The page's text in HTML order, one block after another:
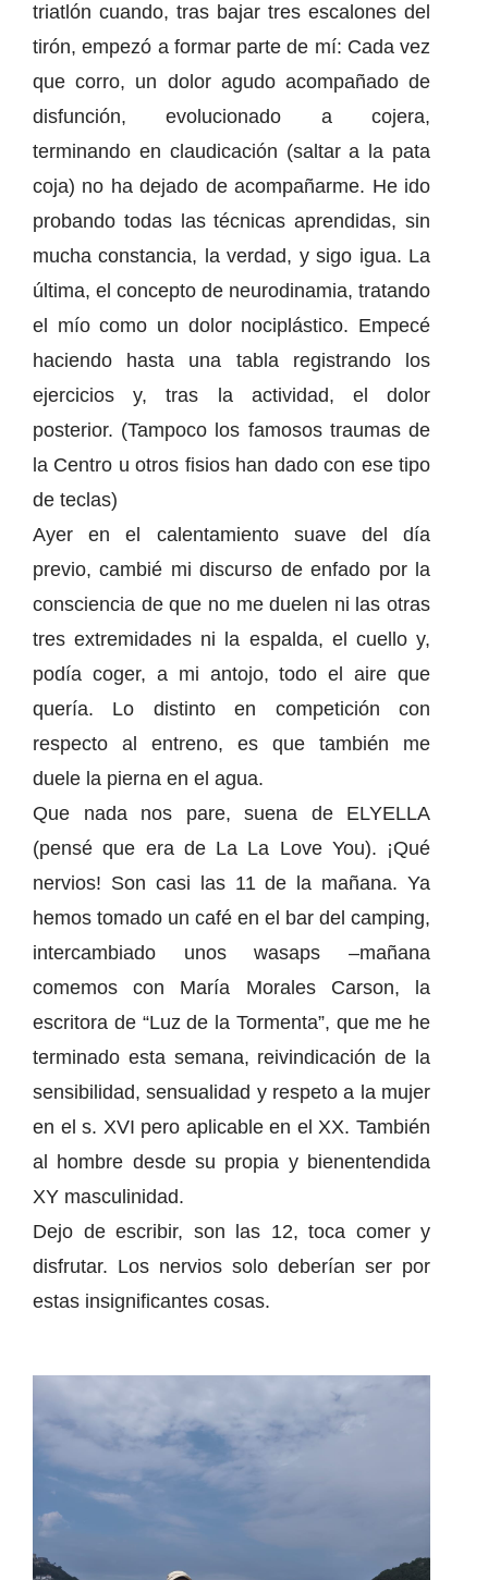
triatlón cuando, tras bajar tres escalones del
tirón, empezó a formar parte de mí: Cada vez
que corro, un dolor agudo acompañado de
disfunción, evolucionado a cojera,
terminando en claudicación (saltar a la pata
coja) no ha dejado de acompañarme. He ido
probando todas las técnicas aprendidas, sin
mucha constancia, la verdad, y sigo igua. La
última, el concepto de neurodinamia, tratando
el mío como un dolor nociplástico. Empecé
haciendo hasta una tabla registrando los
ejercicios y, tras la actividad, el dolor
posterior. (Tampoco los famosos traumas de
la Centro u otros fisios han dado con ese tipo
de teclas)
Ayer en el calentamiento suave del día
previo, cambié mi discurso de enfado por la
consciencia de que no me duelen ni las otras
tres extremidades ni la espalda, el cuello y,
podía coger, a mi antojo, todo el aire que
quería. Lo distinto en competición con
respecto al entreno, es que también me
duele la pierna en el agua.
Que nada nos pare, suena de ELYELLA
(pensé que era de La La Love You). ¡Qué
nervios! Son casi las 11 de la mañana. Ya
hemos tomado un café en el bar del camping,
intercambiado unos wasaps –mañana
comemos con María Morales Carson, la
escritora de “Luz de la Tormenta”, que me he
terminado esta semana, reivindicación de la
sensibilidad, sensualidad y respeto a la mujer
en el s. XVI pero aplicable en el XX. También
al hombre desde su propia y bienentendida
XY masculinidad.
Dejo de escribir, son las 12, toca comer y
disfrutar. Los nervios solo deberían ser por
estas insignificantes cosas.